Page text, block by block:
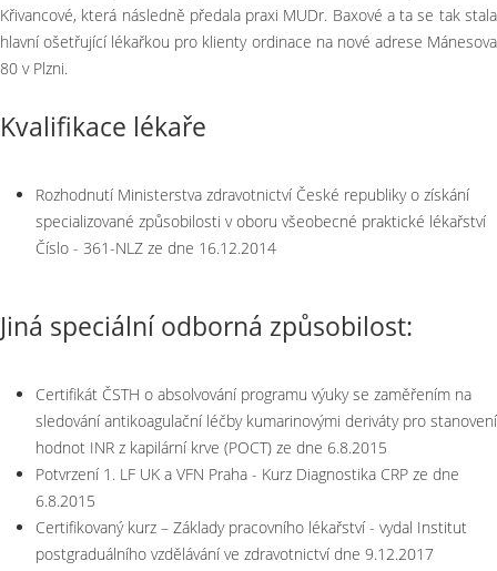
Křivancové, která následně předala praxi MUDr. Baxové a ta se tak stala
hlavní ošetřující lékařkou pro klienty ordinace na nové adrese Mánesova
80 v Plzni.
Kvalifikace lékaře
Rozhodnutí Ministerstva zdravotnictví České republiky o získání
specializované způsobilosti v oboru všeobecné praktické lékařství
Číslo - 361-NLZ ze dne 16.12.2014
Jiná speciální odborná způsobilost:
Certifikát ČSTH o absolvování programu výuky se zaměřením na
sledování antikoagulační léčby kumarinovými deriváty pro stanovení
hodnot INR z kapilární krve (POCT) ze dne 6.8.2015
Potvrzení 1. LF UK a VFN Praha - Kurz Diagnostika CRP ze dne
6.8.2015
Certifikovaný kurz – Základy pracovního lékařství - vydal Institut
postgraduálního vzdělávání ve zdravotnictví dne 9.12.2017